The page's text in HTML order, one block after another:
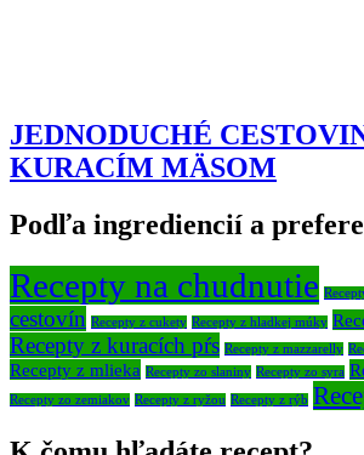
JEDNODUCHÉ
KURACÍM MÄSOM
Podľa ingrediencií a
Recepty na chudnutie
cestovín Recepty z cukety Recepty z hladkej múky
Recepty z kuracích pŕs Recepty z mazzarelly
Recepty z mlieka Recepty zo slaniny Recepty zo syra
Recepty zo zemiakov Recepty z ryžou Recepty z rýb